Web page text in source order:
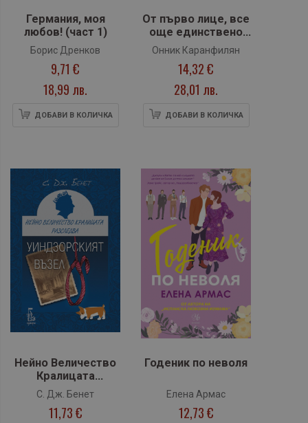
Германия, моя
любов! (част 1)
Борис Дренков
9,71 €
18,99 лв.
ДОБАВИ В КОЛИЧКА
От първо лице, все
още единствено
число
Онник Каранфилян
14,32 €
28,01 лв.
ДОБАВИ В КОЛИЧКА
Нейно Величество
Кралицата
разследва, кн. 1:
Уиндзорският
възел
С. Дж. Бенет
11,73 €
Годеник по неволя
Елена Армас
12,73 €